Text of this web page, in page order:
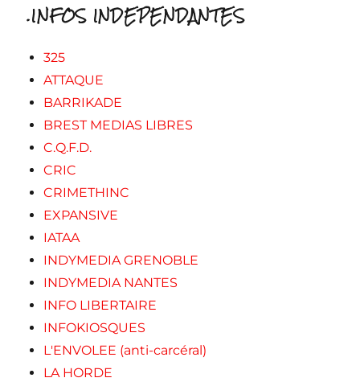
.INFOS INDEPENDANTES
325
ATTAQUE
BARRIKADE
BREST MEDIAS LIBRES
C.Q.F.D.
CRIC
CRIMETHINC
EXPANSIVE
IATAA
INDYMEDIA GRENOBLE
INDYMEDIA NANTES
INFO LIBERTAIRE
INFOKIOSQUES
L'ENVOLEE (anti-carcéral)
LA HORDE